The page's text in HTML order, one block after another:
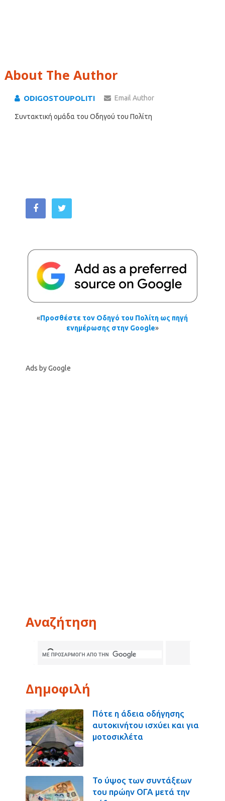
About The Author
ODIGOSTOUPOLITI Email Author
Συντακτική ομάδα του Οδηγού του Πολίτη
«Προσθέστε τον Οδηγό του Πολίτη ως πηγή
ενημέρωσης στην Google»
Ads by Google
Αναζήτηση
Δημοφιλή
Πότε η άδεια οδήγησης
αυτοκινήτου ισχύει και για
μοτοσικλέτα
Το ύψος των συντάξεων
του πρώην ΟΓΑ μετά την